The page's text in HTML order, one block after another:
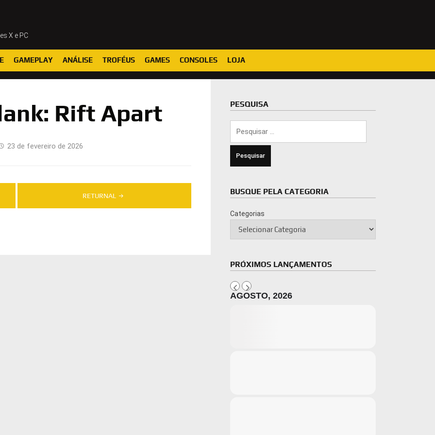
X e PC
GAMEPLAY ANÁLISE TROFÉUS GAMES CONSOLES LOJA
Rift Apart
23 de fevereiro de 2026
RETURNAL
PESQUISA
BUSQUE PELA CATEGORIA
Categorias
PRÓXIMOS LANÇAMENTOS
AGOSTO, 2026